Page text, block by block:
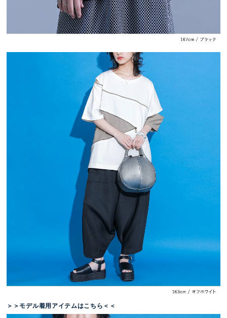
＞＞モデル着用アイテムはこちら＜＜